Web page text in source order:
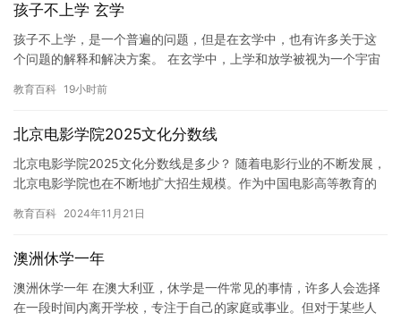
孩子不上学 玄学
孩子不上学，是一个普遍的问题，但是在玄学中，也有许多关于这
个问题的解释和解决方案。 在玄学中，上学和放学被视为一个宇宙
学校…
教育百科 19小时前
北京电影学院2025文化分数线
北京电影学院2025文化分数线是多少？ 随着电影行业的不断发展，
北京电影学院也在不断地扩大招生规模。作为中国电影高等教育的
教育百科 2024年11月21日
澳洲休学一年
澳洲休学一年 在澳大利亚，休学是一件常见的事情，许多人会选择
在一段时间内离开学校，专注于自己的家庭或事业。但对于某些人